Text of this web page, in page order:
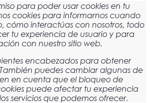
para poder usar cookies en tu
cookies para informarnos cuando
cómo interactúas con nosotros, todo
tu experiencia de usuario y para
con nuestro sitio web.
encabezados para obtener
puedes cambiar algunas de
en cuenta que el bloqueo de
puede afectar tu experiencia
servicios que podemos ofrecer.